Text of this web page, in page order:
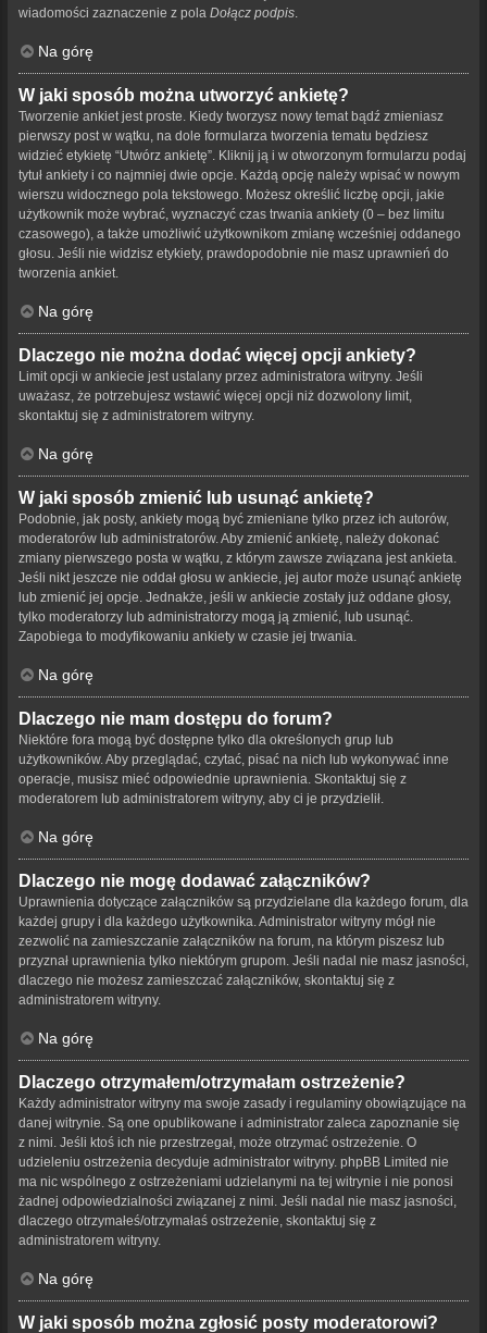
wiadomości zaznaczenie z pola Dołącz podpis
Na górę
W jaki sposób można utworzyć ankietę?
Tworzenie ankiet jest proste. Kiedy tworzysz nowy temat bądź zmieniasz
pierwszy post w wątku, na dole formularza tworzenia tematu będziesz
widzieć etykietę “Utwórz ankietę”. Kliknij ją i w otworzonym formularzu podaj
tytuł ankiety i co najmniej dwie opcje. Każdą opcję należy wpisać w nowym
wierszu widocznego pola tekstowego. Możesz określić liczbę opcji, jakie
użytkownik może wybrać, wyznaczyć czas trwania ankiety (0 – bez limitu
czasowego), a także umożliwić użytkownikom zmianę wcześniej oddanego
głosu. Jeśli nie widzisz etykiety, prawdopodobnie nie masz uprawnień do
tworzenia ankiet.
Na górę
Dlaczego nie można dodać więcej opcji ankiety?
Limit opcji w ankiecie jest ustalany przez administratora witryny. Jeśli
uważasz, że potrzebujesz wstawić więcej opcji niż dozwolony limit,
skontaktuj się z administratorem witryny.
Na górę
W jaki sposób zmienić lub usunąć ankietę?
Podobnie, jak posty, ankiety mogą być zmieniane tylko przez ich autorów,
moderatorów lub administratorów. Aby zmienić ankietę, należy dokonać
zmiany pierwszego posta w wątku, z którym zawsze związana jest ankieta.
Jeśli nikt jeszcze nie oddał głosu w ankiecie, jej autor może usunąć ankietę
lub zmienić jej opcje. Jednakże, jeśli w ankiecie zostały już oddane głosy,
tylko moderatorzy lub administratorzy mogą ją zmienić, lub usunąć.
Zapobiega to modyfikowaniu ankiety w czasie jej trwania.
Na górę
Dlaczego nie mam dostępu do forum?
Niektóre fora mogą być dostępne tylko dla określonych grup lub
użytkowników. Aby przeglądać, czytać, pisać na nich lub wykonywać inne
operacje, musisz mieć odpowiednie uprawnienia. Skontaktuj się z
moderatorem lub administratorem witryny, aby ci je przydzielił.
Na górę
Dlaczego nie mogę dodawać załączników?
Uprawnienia dotyczące załączników są przydzielane dla każdego forum, dla
każdej grupy i dla każdego użytkownika. Administrator witryny mógł nie
zezwolić na zamieszczanie załączników na forum, na którym piszesz lub
przyznał uprawnienia tylko niektórym grupom. Jeśli nadal nie masz jasności,
dlaczego nie możesz zamieszczać załączników, skontaktuj się z
administratorem witryny.
Na górę
Dlaczego otrzymałem/otrzymałam ostrzeżenie?
Każdy administrator witryny ma swoje zasady i regulaminy obowiązujące na
danej witrynie. Są one opublikowane i administrator zaleca zapoznanie się
z nimi. Jeśli ktoś ich nie przestrzegał, może otrzymać ostrzeżenie. O
udzieleniu ostrzeżenia decyduje administrator witryny. phpBB Limited nie
ma nic wspólnego z ostrzeżeniami udzielanymi na tej witrynie i nie ponosi
żadnej odpowiedzialności związanej z nimi. Jeśli nadal nie masz jasności,
dlaczego otrzymałeś/otrzymałaś ostrzeżenie, skontaktuj się z
administratorem witryny.
Na górę
W jaki sposób można zgłosić posty moderatorowi?